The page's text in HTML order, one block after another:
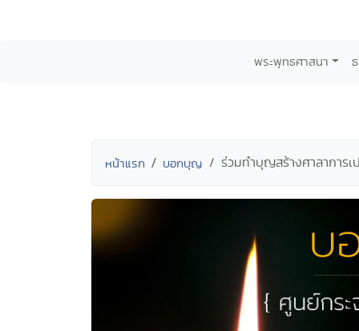
พระพุทธศาสนา
หน้าแรก บอกบุญ ร่วมทำบุญสร้างศาลากา